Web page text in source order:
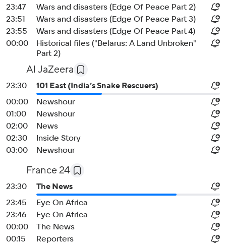
23:47
Wars and disasters (Edge Of Peace Part 2)
23:51
Wars and disasters (Edge Of Peace Part 3)
23:55
Wars and disasters (Edge Of Peace Part 4)
00:00
Historical files ("Belarus: A Land Unbroken"
Part 2)
Al JaZeera
23:30
101 East (India’s Snake Rescuers)
00:00
Newshour
01:00
Newshour
02:00
News
02:30
Inside Story
03:00
Newshour
France 24
23:30
The News
23:45
Eye On Africa
23:46
Eye On Africa
00:00
The News
00:15
Reporters